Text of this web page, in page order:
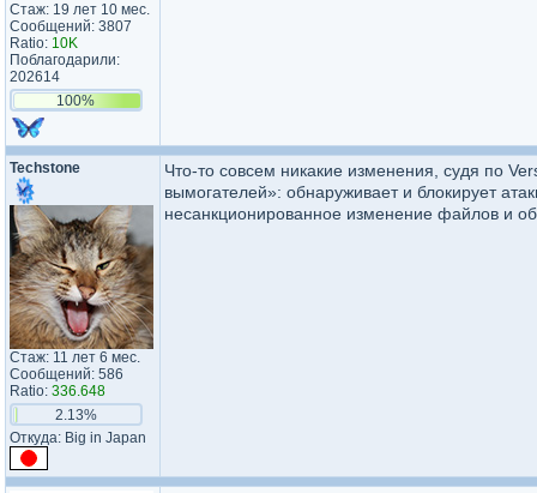
Стаж: 19 лет 10 мес.
Сообщений: 3807
Ratio: 10K
Поблагодарили:
202614
100%
Techstone
Стаж: 11 лет 6 мес.
Сообщений: 586
Ratio: 336.648
2.13%
Откуда: Big in Japan
Что-то совсем никакие изменения, судя по
вымогателей»: обнаруживает и блокирует
несанкционированное изменение файлов и